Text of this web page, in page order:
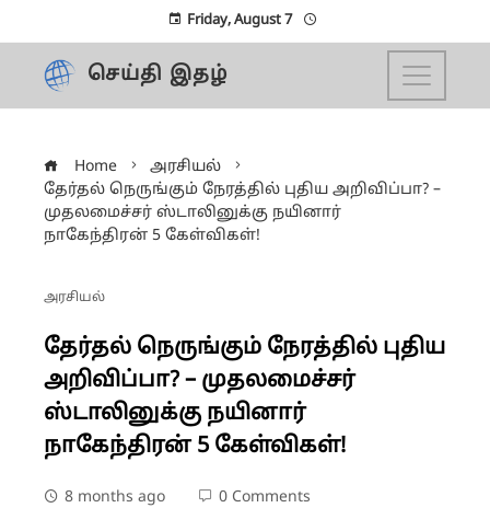
Friday, August 7
செய்தி இதழ்
Home
அரசியல்
தேர்தல் நெருங்கும் நேரத்தில் புதிய அறிவிப்பா? –
முதலமைச்சர் ஸ்டாலினுக்கு நயினார்
நாகேந்திரன் 5 கேள்விகள்!
அரசியல்
தேர்தல் நெருங்கும் நேரத்தில் புதிய
அறிவிப்பா? – முதலமைச்சர்
ஸ்டாலினுக்கு நயினார்
நாகேந்திரன் 5 கேள்விகள்!
8 months ago
0 Comments